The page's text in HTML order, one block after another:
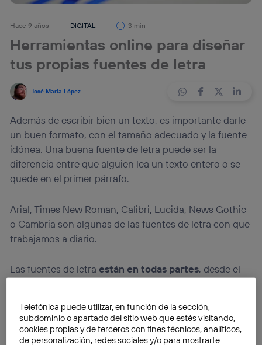
Hace 9 años DIGITAL 3 min
Herramientas online para diseñar
tus propias fuentes de letra
José María López
Además de escribir bien un texto, es importante darle
un buen formato, con el tamaño adecuado y la fuente
idónea. Una buena fuente de letra puede ser la
diferencia entre que alguien lea un texto entero o se
quede en el primer párrafo.
Arial, Times New Roman, Calibri, Lucida, News Gothic
o Cambria son algunas de las fuentes de letra con que
trabajamos a diario.
Las fuentes de letraestán en todas partes, desde el
Facebook o Instagram.
Telefónica puede utilizar, en función de la sección,
subdominio o apartado del sitio web que estés visitando,
cookies propias y de terceros con fines técnicos, analíticos,
de personalización, redes sociales y/o para mostrarte